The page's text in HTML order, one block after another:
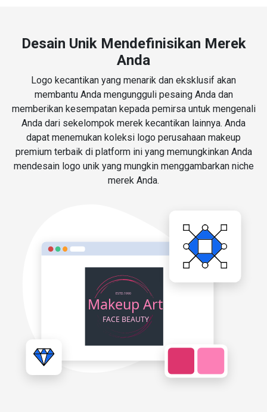
Desain Unik Mendefinisikan Merek
Anda
Logo kecantikan yang menarik dan eksklusif akan
membantu Anda mengungguli pesaing Anda dan
memberikan kesempatan kepada pemirsa untuk mengenali
Anda dari sekelompok merek kecantikan lainnya. Anda
dapat menemukan koleksi logo perusahaan makeup
premium terbaik di platform ini yang memungkinkan Anda
mendesain logo unik yang mungkin menggambarkan niche
merek Anda.